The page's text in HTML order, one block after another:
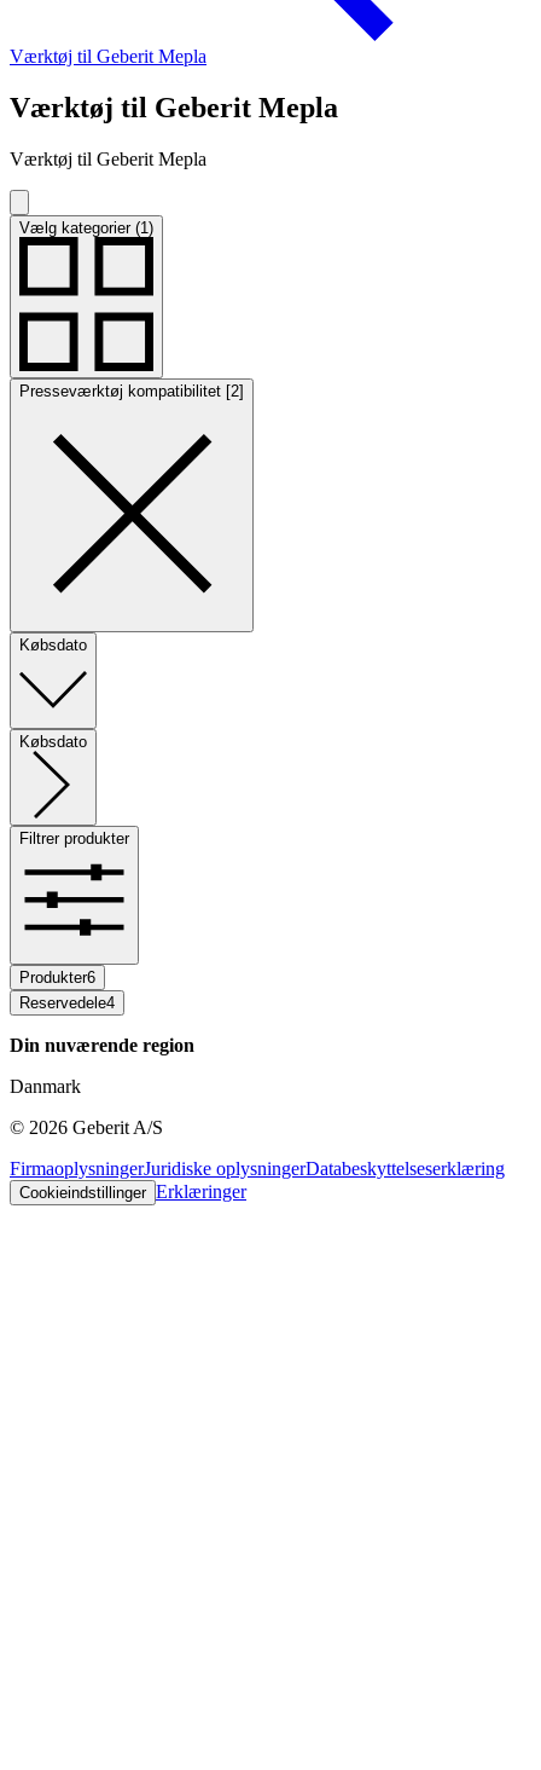
Værktøj til Geberit Mepla
Værktøj til Geberit Mepla
Værktøj til Geberit Mepla
Vælg kategorier (1)
Presseværktøj kompatibilitet [2]
Købsdato
Købsdato
Filtrer produkter
Produkter6
Reservedele4
Din nuværende region
Danmark
© 2026 Geberit A/S
FirmaoplysningerJuridiske oplysningerDatabeskyttelseserklæring
Cookieindstillinger Erklæringer